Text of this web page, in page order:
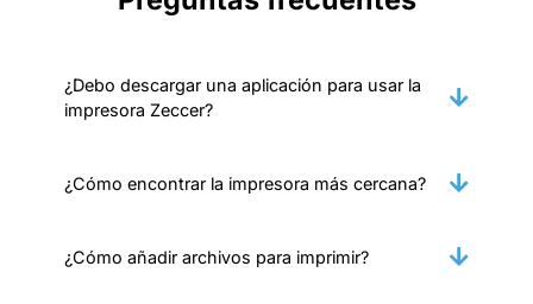
¿Debo descargar una aplicación para usar la
impresora Zeccer?
¿Cómo encontrar la impresora más cercana?
¿Cómo añadir archivos para imprimir?